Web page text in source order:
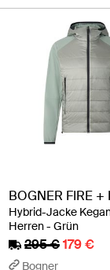
BOGNER FIRE +
Hybrid-Jacke
Herren - Grün
295 €179 €
Bogner